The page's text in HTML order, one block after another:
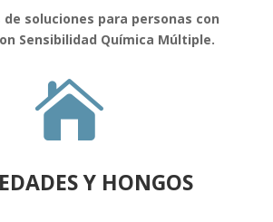
de soluciones para personas con
Sensibilidad Química Múltiple.

Y HONGOS